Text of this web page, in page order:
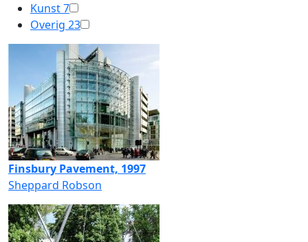
Kunst7
Overig 23
Finsbury Pavement, 1997
Sheppard Robson